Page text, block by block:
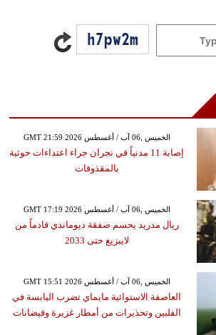
GMT 21:59 2026 الخميس ,06 آب / أغسطس
إصابة 11 مدنياً في نجران جراء اعتداءات حوثية
بالمقذوفات
GMT 17:19 2026 الخميس ,06 آب / أغسطس
ريال مدريد يحسم صفقة ديوماندي قادماً من
لايبزيغ حتى 2033
GMT 15:51 2026 الخميس ,06 آب / أغسطس
العاصفة الاستوائية مايماي تضرب اليابسة في
الفلبين وتحذيرات من أمطار غزيرة وفيضانات